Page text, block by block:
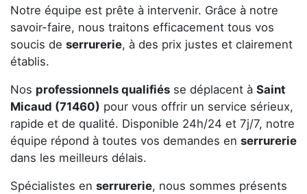
Notre équipe est prête à intervenir. Grâce à notre
savoir-faire, nous traitons efficacement tous vos
soucis de serrurerie, à des prix justes et clairement
établis.
Nos professionnels qualifiés se déplacent à Saint
Micaud (71460) pour vous offrir un service sérieux,
rapide et de qualité. Disponible 24h/24 et 7j/7, notre
équipe répond à toutes vos demandes en serrurerie
dans les meilleurs délais.
Spécialistes en serrurerie, nous sommes présents